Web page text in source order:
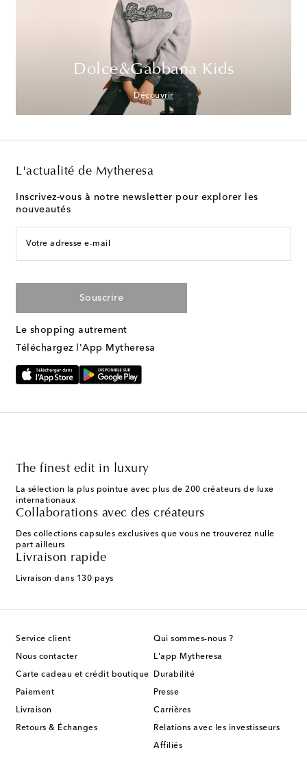
Dolce&Gabbana Kids
Découvrir
L'actualité de Mytheresa
Inscrivez-vous à notre newsletter pour explorer les
nouveautés
Votre adresse e-mail
Souscrire
Le shopping autrement
Téléchargez l'App Mytheresa
The finest edit in luxury
La sélection la plus pointue avec plus de 200 créateurs de luxe
internationaux
Collaborations avec des créateurs
Des collections capsules exclusives que vous ne trouverez nulle
part ailleurs
Livraison rapide
Livraison dans 130 pays
Service client
Nous contacter
Carte cadeau et crédit boutique
Paiement
Livraison
Retours & Échanges
Qui sommes-nous ?
L'app Mytheresa
Durabilité
Presse
Carrières
Relations avec les investisseurs
Affiliés